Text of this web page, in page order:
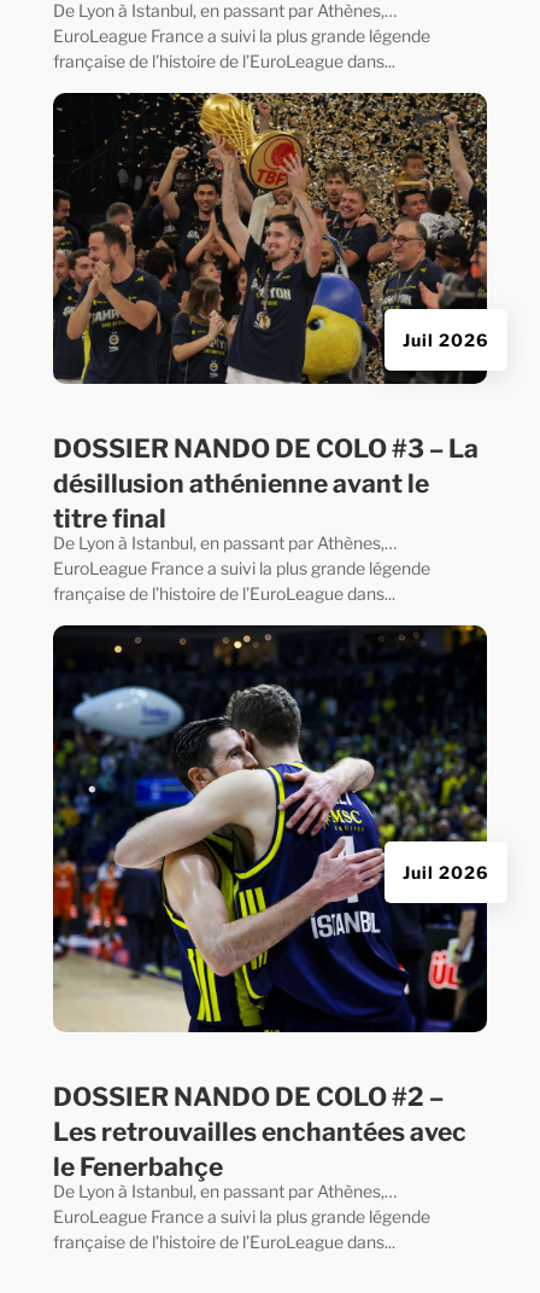
De Lyon à Istanbul, en passant par Athènes,…
EuroLeague France a suivi la plus grande légende
française de l’histoire de l’EuroLeague dans...
DOSSIER NANDO DE COLO #3 – La
désillusion athénienne avant le
titre final
Juil 2026
De Lyon à Istanbul, en passant par Athènes,…
EuroLeague France a suivi la plus grande légende
française de l’histoire de l’EuroLeague dans...
DOSSIER NANDO DE COLO #2 –
Les retrouvailles enchantées avec
le Fenerbahçe
Juil 2026
De Lyon à Istanbul, en passant par Athènes,…
EuroLeague France a suivi la plus grande légende
française de l’histoire de l’EuroLeague dans...